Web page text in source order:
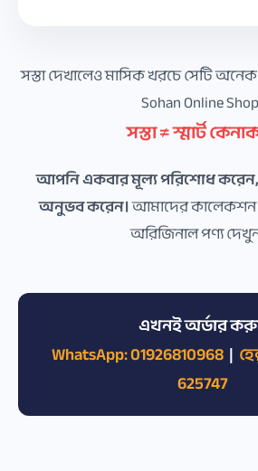
সস্তা দেখালেও মাসিক খরচে সেটি অনেক
Sohan Online
সস্তা ≠ স্মার্ট
আপনি একবার মূল্য পরিশোধ করেন,
অনুভব করেন।আমাদের কালেকশন
অরিজিনাল পণ্য দেখুন
এখনই অর্ডার
WhatsApp: 01926810968|
625747